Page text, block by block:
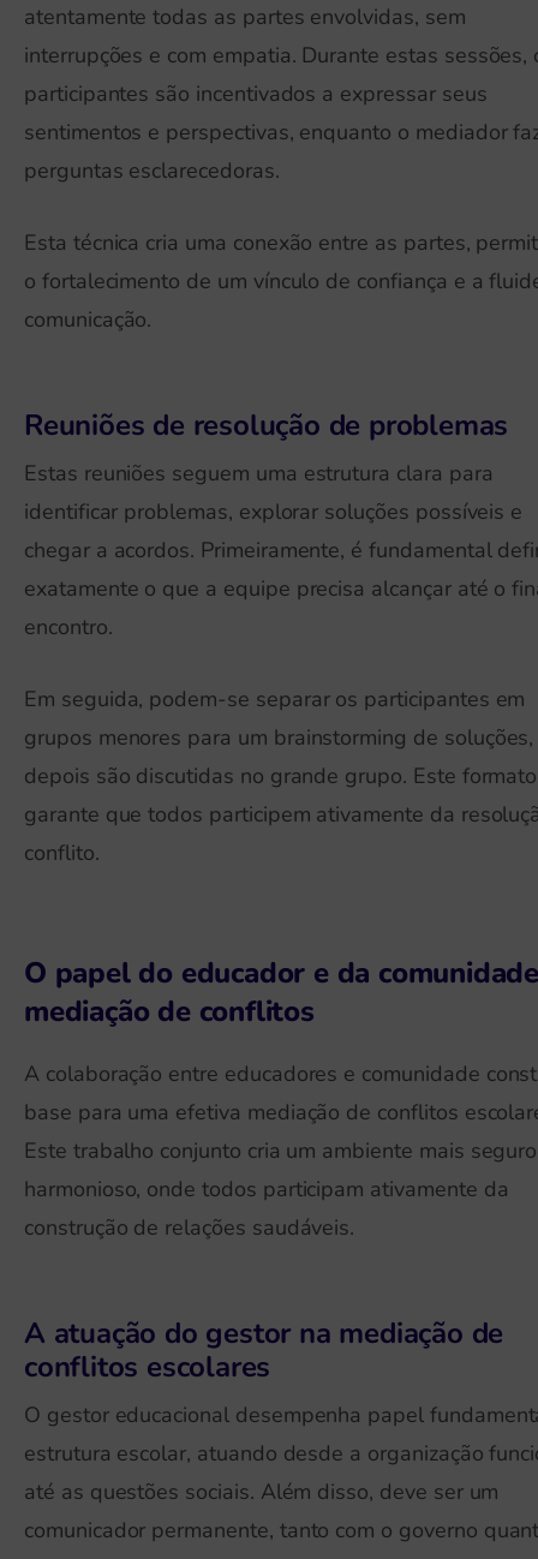
atentamente todas as partes envolvidas, sem
interrupções e com empatia. Durante estas sessões,
participantes são incentivados a expressar seus
sentimentos e perspectivas, enquanto o mediador
perguntas esclarecedoras.
Esta técnica cria uma conexão entre as partes,
o fortalecimento de um vínculo de confiança e a
comunicação.
Reuniões de resolução de problemas
Estas reuniões seguem uma estrutura clara para
identificar problemas, explorar soluções possíveis e
chegar a acordos. Primeiramente, é fundamental
exatamente o que a equipe precisa alcançar até o
encontro.
Em seguida, podem-se separar os participantes em
grupos menores para um brainstorming de
depois são discutidas no grande grupo. Este formato
garante que todos participem ativamente da
conflito.
O papel do educador e da
mediação de conflitos
A colaboração entre educadores e comunidade
base para uma efetiva mediação de conflitos
Este trabalho conjunto cria um ambiente mais
harmonioso, onde todos participam ativamente da
construção de relações saudáveis.
A atuação do gestor na mediação de
conflitos escolares
O gestor educacional desempenha papel
estrutura escolar, atuando desde a organização
até as questões sociais. Além disso, deve ser um
comunicador permanente, tanto com o governo